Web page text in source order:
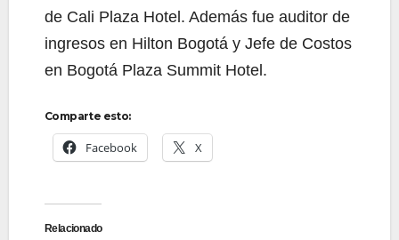
de Cali Plaza Hotel. Además fue auditor de
ingresos en Hilton Bogotá y Jefe de Costos
en Bogotá Plaza Summit Hotel.
Comparte esto:
Facebook X
Relacionado